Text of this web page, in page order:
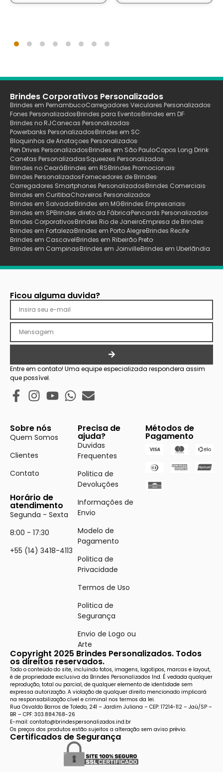
Brindes Corporativos Personalizados
Brindes em PernambucoCarregadores Veiculares Personalizados
Fones PersonalizadosBrindes para EventosBrindes em DF
Brindes no RJCanecas Personalizadas
Powerbanks PersonalizadosBrindes em SC
Bloquinhos de Anotaçoes Personalizados
Pen Drives PersonalizadosBrindes em São PauloCopos Long Drink
Canetas PersonalizadasSqueezes Personalizados
Brindes no CearáBrindes em RSBrindes Promocionais
Brindes PersonalizadosFornecedores de Brindes
Carregadores Smartphones PersonalizadosBrindes Comerciais
Brindes em CuritibaChaveiros Personalizados
Brindes em SalvadorBrindes em MGBrindes Empresariais
Brindes em SPBrindes direto da FábricaPencards Personalizados
Brindes CorporativosBrindes Rio de JaneiroEmpresa de Brindes
Brindes em FortalezaBrindes em Porto AlegreBrindes Recife
Brindes em CascavelBrindes em Ribeirão Preto
Brindes em CampinasBrindes em JoinvilleBrindes em Uberlãndia
Ficou alguma duvida?
Entre em contato! Uma equipe especializada respondera assim
que possível.
Sobre nós
Quem Somos
Clientes
Contato
Horário de
atendimento
Segunda - Sexta
8:00 - 17:30
+55 (14) 3418-4113
Precisa de
ajuda?
Duvidas
Frequentes
Politica de
Devoluções
Informações de
Envio
Modelo de
Pagamento
Politica de
Privacidade
Termos de Uso
Politica de
Segurança
Envio de Logo ou
Arte
Métodos de
Pagamento
Copyright 2025 Brindes Personalizados. Todos
os direitos reservados.
Todo o conteúdo do site, incluindo fotos, imagens, logotipos, marcas e layout,
é de propriedade exclusiva da Brindes Personalizados Ind. É vedada qualquer
reprodução, total ou parcial, de qualquer elemento de identidade sem
expressa autorização. A violação de qualquer direito mencionado implicará
na responsabilização cível e criminal nos termos da lei.
Rua Osvaldo Barros de Toledo, 241 – Jardim Juliana – CEP: 17214-112 – Jaú/SP –
BR – CPF: 303.884.768-26
E-mail: contato@brindespersonalizados.ind.br
Os preços dos produtos estão sujeitos a alteração sem aviso prévio.
Certificados de Segurança